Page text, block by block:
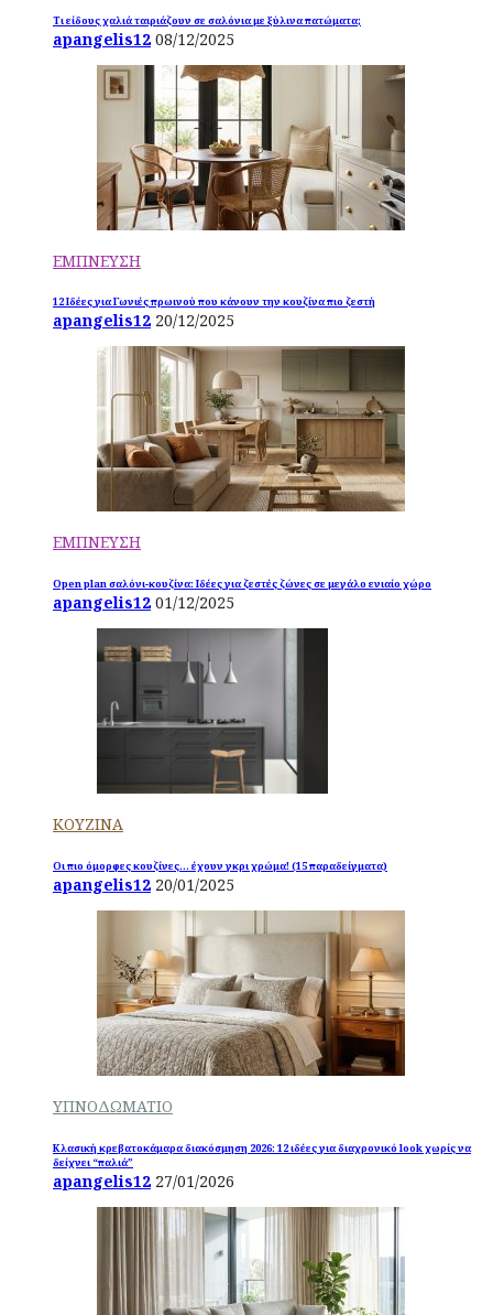
Τι είδους χαλιά ταιριάζουν σε σαλόνια με ξύλινα πατώματα;
apangelis12 08/12/2025
ΕΜΠΝΕΥΣΗ
12 Ιδέες για Γωνιές πρωινού που κάνουν την κουζίνα πιο ζεστή
apangelis12 20/12/2025
ΕΜΠΝΕΥΣΗ
Open plan σαλόνι-κουζίνα: Ιδέες για ζεστές ζώνες σε μεγάλο ενιαίο χώρο
apangelis12 01/12/2025
ΚΟΥΖΙΝΑ
Οι πιο όμορφες κουζίνες… έχουν γκρι χρώμα! (15 παραδείγματα)
apangelis12 20/01/2025
ΥΠΝΟΔΩΜΑΤΙΟ
Κλασική κρεβατοκάμαρα διακόσμηση 2026: 12 ιδέες για διαχρονικό look χωρίς να
δείχνει “παλιά”
apangelis12 27/01/2026